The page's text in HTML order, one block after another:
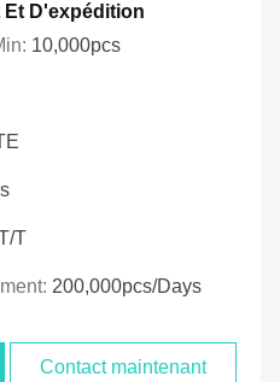
D'expédition
10,000pcs
T
200,000pcs/days
Contact maintenant